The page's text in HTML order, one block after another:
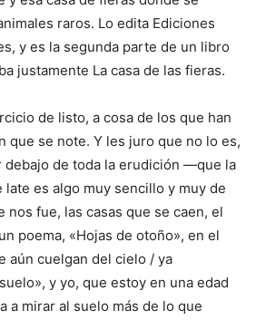
raros. Lo edita Ediciones
y es la segunda parte de un libro
justamente La casa de las fieras.
de listo, a cosa de los que han
que se note. Y les juro que no lo es,
debajo de toda la erudición —que la
es algo muy sencillo y muy de
nos fue, las casas que se caen, el
poema, «Hojas de otoño», en el
aún cuelgan del cielo / ya
y yo, que estoy en una edad
a mirar al suelo más de lo que